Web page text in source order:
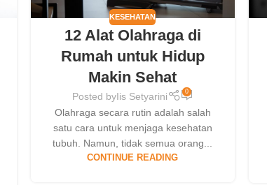
KESEHATAN
12 Alat Olahraga di
Rumah untuk Hidup
Makin Sehat
Posted byIis Setyarini 0
Olahraga secara rutin adalah salah
satu cara untuk menjaga kesehatan
tubuh. Namun, tidak semua orang...
CONTINUE READING